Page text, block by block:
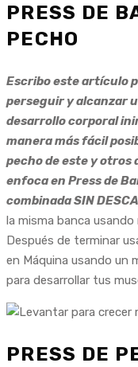
PRESS DE
PECHO
Escribo este artículo
perseguir y alcanzar
desarrollo corporal
manera más fácil
pecho de este y otros
enfoca en Press de
combinada SIN
la misma banca usando
Después de terminar
en Máquina usando un
para desarrollar tus
PRESS DE